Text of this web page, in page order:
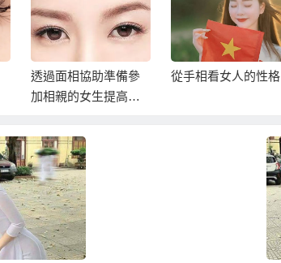
透過面相協助準備參
加相親的女生提高相
從手相看女人的性格